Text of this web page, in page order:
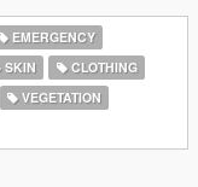
EMERGENCY
SKIN
CLOTHING
VEGETATION